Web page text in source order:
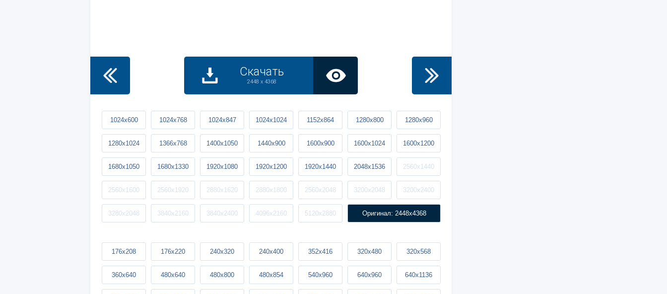
Скачать
2448 x 4368
1024x600 1024x768 1024x847 1024x1024 1152x864 1280x800 1280x960
1280x1024 1366x768 1400x1050 1440x900 1600x900 1600x1024 1600x1200
1680x1050 1680x1330 1920x1080 1920x1200 1920x1440 2048x1536 2560x1440
2560x1600 2560x1920 2880x1620 2880x1800 2560x2048 3200x2048 3200x2400
3280x2048 3840x2160 3840x2400 4096x2160 5120x2880 Оригинал: 2448x4368
176x208 176x220 240x320 240x400 352x416 320x480 320x568
360x640 480x640 480x800 480x854 540x960 640x960 640x1136